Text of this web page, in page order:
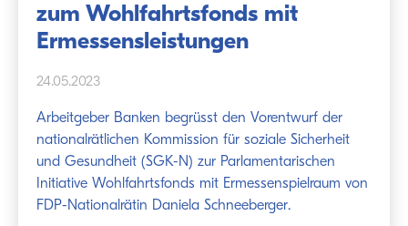
zum Wohlfahrtsfonds mit
Ermessensleistungen
24.05.2023
Arbeitgeber Banken begrüsst den Vorentwurf der
nationalrätlichen Kommission für soziale Sicherheit
und Gesundheit (SGK-N) zur Parlamentarischen
Initiative Wohlfahrtsfonds mit Ermessenspielraum von
FDP-Nationalrätin Daniela Schneeberger.